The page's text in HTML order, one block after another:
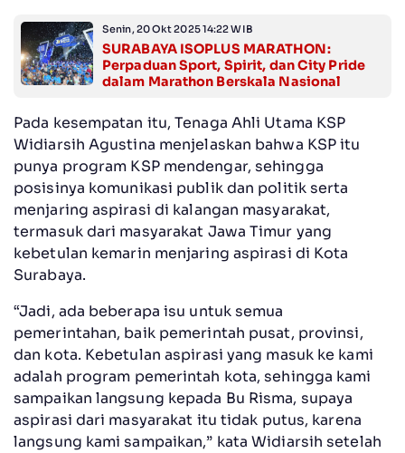
Senin, 20 Okt 2025 14:22 WIB
SURABAYA ISOPLUS MARATHON:
Perpaduan Sport, Spirit, dan City Pride
dalam Marathon Berskala Nasional
Pada kesempatan itu, Tenaga Ahli Utama KSP
Widiarsih Agustina menjelaskan bahwa KSP itu
punya program KSP mendengar, sehingga
posisinya komunikasi publik dan politik serta
menjaring aspirasi di kalangan masyarakat,
termasuk dari masyarakat Jawa Timur yang
kebetulan kemarin menjaring aspirasi di Kota
Surabaya.
“Jadi, ada beberapa isu untuk semua
pemerintahan, baik pemerintah pusat, provinsi,
dan kota. Kebetulan aspirasi yang masuk ke kami
adalah program pemerintah kota, sehingga kami
sampaikan langsung kepada Bu Risma, supaya
aspirasi dari masyarakat itu tidak putus, karena
langsung kami sampaikan,” kata Widiarsih setelah